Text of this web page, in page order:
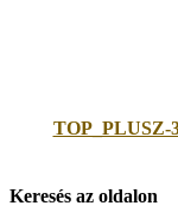
TOP_PLUSZ-
Keresés az oldalon